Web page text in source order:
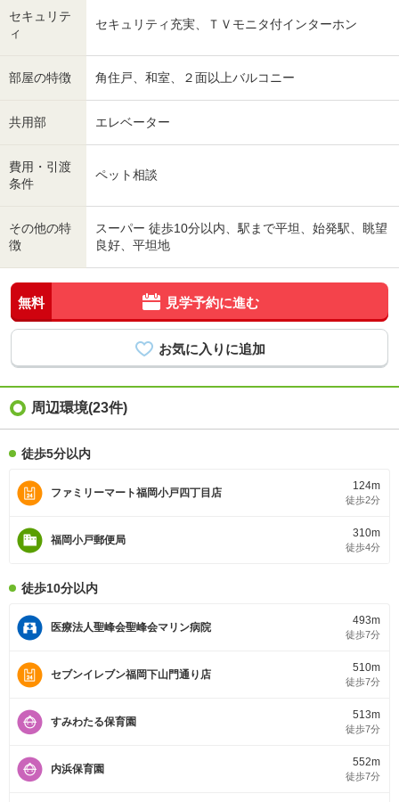
セキュリテ
ィ
セキュリティ充実、ＴＶモニタ付インターホン
部屋の特徴 角住戸、和室、２面以上バルコニー
共用部 エレベーター
費用・引渡
条件
ペット相談
その他の特
徴
スーパー 徒歩10分以内、駅まで平坦、始発駅、眺望
良好、平坦地
無料 見学予約に進む
周辺環境(23件)
徒歩5分以内
ファミリーマート福岡小戸四丁目店
124m
徒歩2分
福岡小戸郵便局
310m
徒歩4分
徒歩10分以内
医療法人聖峰会聖峰会マリン病院
493m
徒歩7分
セブンイレブン福岡下山門通り店
510m
徒歩7分
すみわたる保育園
513m
徒歩7分
内浜保育園
552m
徒歩7分